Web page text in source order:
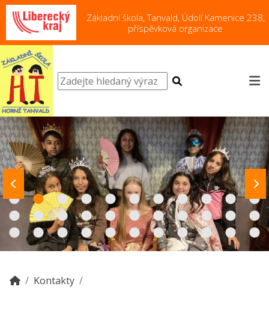
Základní škola, Tanvald, Údolí Kamenice 238,
příspěvková organizace
Kontakty